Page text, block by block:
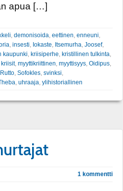
apua […]
, demonisoida, eettinen, enneuni,
, insesti, Iokaste, Itsemurha, Joosef,
kaupunki, kriisiperhe, kristillinen tulkinta,
, myyttikriittinen, myyttisyys, Oidipus,
Rutto, Sofokles, svinksi,
, uhraaja, ylihistoriallinen
1 kommentti